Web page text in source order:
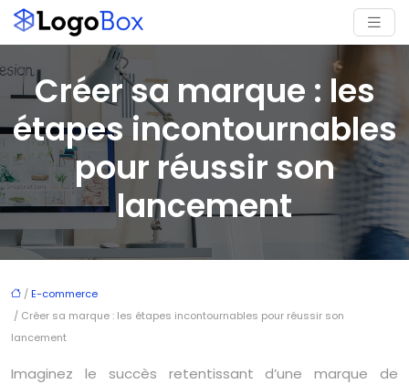
Créer sa marque : les
étapes incontournables
pour réussir son
lancement
/ E-commerce
/ Créer sa marque : les étapes incontournables pour réussir son
lancement
Imaginez le succès retentissant d’une marque de